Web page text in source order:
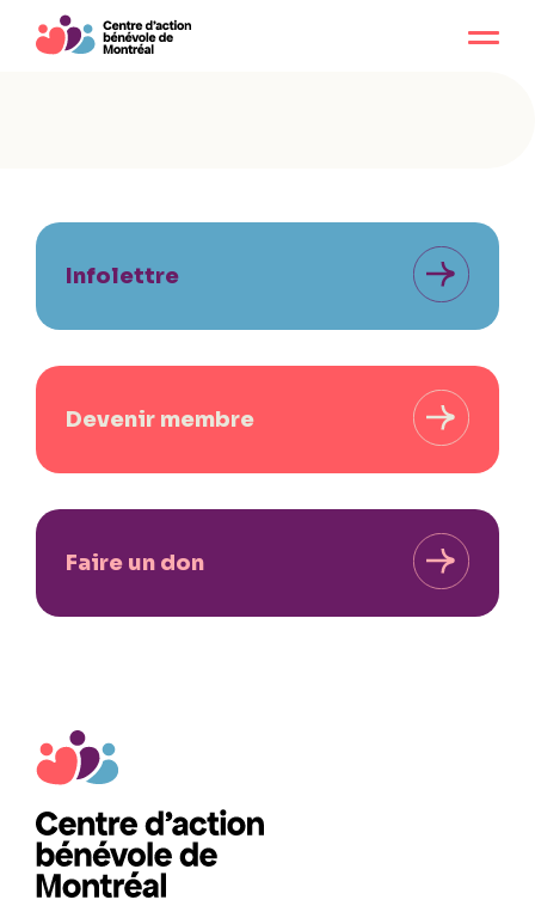
Infolettre
Devenir membre
Faire un don